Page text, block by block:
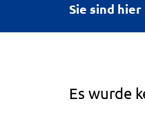
Sie sind hier
Es wurde